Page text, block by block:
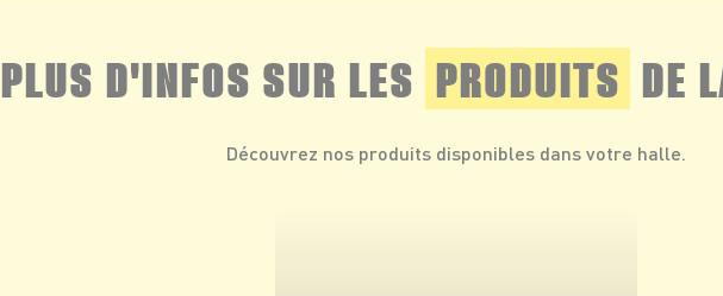
PLUS D'INFOS SUR LES PRODUITS DE
Découvrez nos produits disponibles dans votre halle.